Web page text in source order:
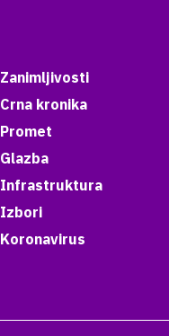
Zanimljivosti
Crna kronika
Promet
Glazba
Infrastruktura
Izbori
Koronavirus